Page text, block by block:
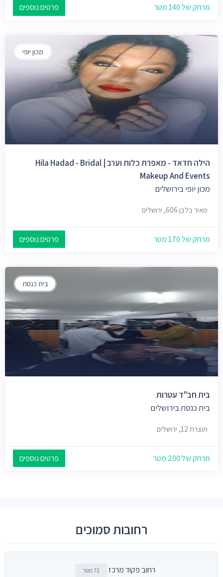
מרחק של 140 מטר פרטים נוספים
מכון יופי
הילה חדאד - מאפרת כלות וערב | Hila Hadad - Bridal
Makeup And Events
מכון יופי בירושלים
מאיר בלבן 606, ירושלים
מרחק של 170 מטר פרטים נוספים
בית כנסת
בית חב"ד עטרות
בית כנסת בירושלים
תוצרת 12, ירושלים
מרחק של 200 מטר פרטים נוספים
רחובות סמוכים
רחוב פקוד מרכז 72 מטר